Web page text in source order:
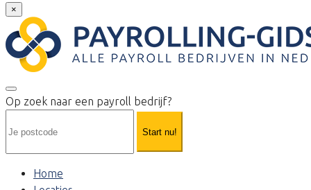
×
Op zoek naar een payroll bedrijf?
Start nu!
Home